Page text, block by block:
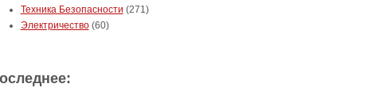
Техника Безопасности (271)
Электричество(60)